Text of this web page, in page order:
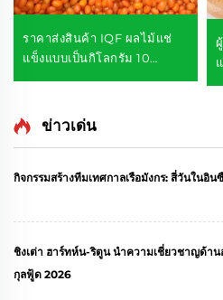
ราคาส่งสินค้า IQF ผลไม้แช่
แข็งแบบเป็นกิโลกรัม 10
กิโลกรัม ผลไม้เซาท์เบิร์นแช่
ข่าวเด่น
กิจกรรมสร้างทีมเทศกาลเรือมังกร: สี่วันในอิน
ชิงเต่า ฮาร์ทห์น-ริตูน นำความเชี่ยวชาญด้าน
กุลฟู้ด 2026